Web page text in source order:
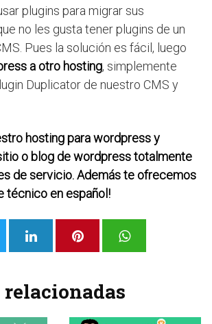
plugins para migrar sus
no les gusta tener plugins de un
Pues la solución es fácil, luego
a otro hosting, simplemente
Duplicator de nuestro CMS y
hosting para wordpress y
o blog de wordpress totalmente
de servicio. Además te ofrecemos
técnico en español!